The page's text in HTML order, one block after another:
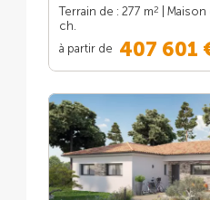
Terrain de : 277 m2 | Maison
ch.
à partir de 407 601